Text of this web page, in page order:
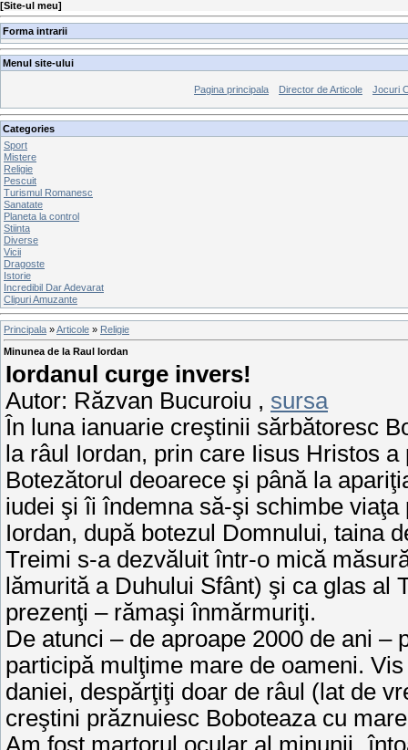
[Site-ul meu]
Forma intrarii
Menul site-ului
Pagina principala Director de Articole Jocuri
Categories
Sport
Mistere
Religie
Pescuit
Turismul Romanesc
Sanatate
Planeta la control
Stiinta
Diverse
Vicii
Dragoste
Istorie
Incredibil Dar Adevarat
Clipuri Amuzante
Principala »Articole » Religie
Minunea de la Raul Iordan
Iordanul curge invers!
Autor: Răzvan Bucuroiu , sursa
În luna ianuarie creştinii săr­bătoresc
la râul Iordan, prin care Iisus Hristos
Botezătorul deoa­rece şi până la
iudei şi îi îndemna să-şi schimbe
Iordan, după bo­tezul Domnului, taina
Treimi s-a dez­văluit într-o mică
lămurită a Duhului Sfânt) şi ca glas al
prezenţi – rămaşi înmărmuriţi.
De atunci – de aproape 2000 de ani
participă mulţime mare de oameni.
daniei, despărţiţi doar de râul (lat de
creştini prăznuiesc Bo­boteaza cu
Am fost martorul ocular al minunii